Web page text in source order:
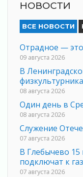
НОВОСТИ
ВСЕ НОВОСТИ
Отрадное —
09 августа 2026
В
физкультурника
08 августа 2026
Один день в
08 августа 2026
Служение
07 августа 2026
В Глебычево
подключат к
07 августа 2026